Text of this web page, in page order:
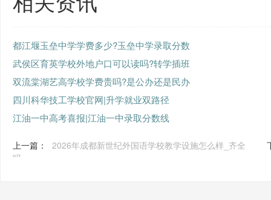
都江堰玉垒中学学费多少?玉垒中学录取分数
武侯区育英学校外地户口可以读吗?转学插班
双流棠湖艺高学校学费贵吗?是公办还是民办
四川科华技工学校官网|升学就业双路径
江油一中高考喜报|江油一中录取分数线
上一篇：
2026年成都新世纪外国语学校教学设施怎么样_齐全
吗